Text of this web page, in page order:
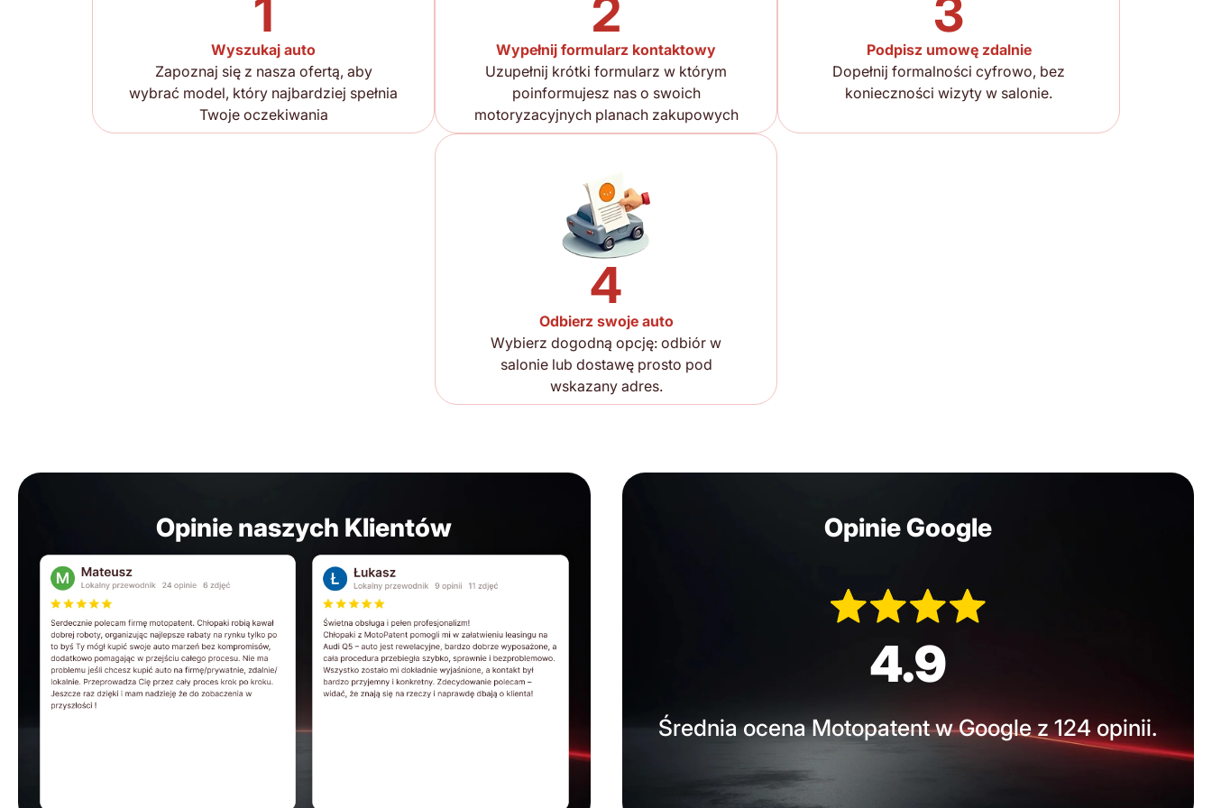
1
Wyszukaj auto
Zapoznaj się z nasza ofertą, aby
wybrać model, który najbardziej spełnia
Twoje oczekiwania
2
Wypełnij formularz kontaktowy
Uzupełnij krótki formularz w którym
poinformujesz nas o swoich
motoryzacyjnych planach zakupowych
3
Podpisz umowę zdalnie
Dopełnij formalności cyfrowo, bez
konieczności wizyty w salonie.
4
Odbierz swoje auto
Wybierz dogodną opcję: odbiór w
salonie lub dostawę prosto pod
wskazany adres.
Opinie naszych Klientów Opinie Google
4.9
Średnia ocena Motopatent w Google z 124 opinii.